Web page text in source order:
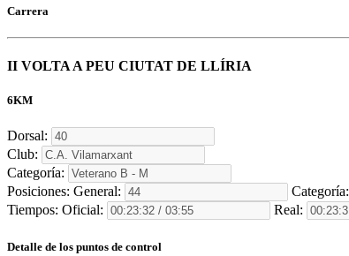
Carrera
II VOLTA A PEU CIUTAT DE LLÍRIA
6KM
Dorsal:
Club:
Categoría:
Posiciones: General:
Categoría:
Tiempos: Oficial: Real:
Detalle de los puntos de control